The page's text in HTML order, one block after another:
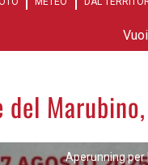
del
Aperunning per